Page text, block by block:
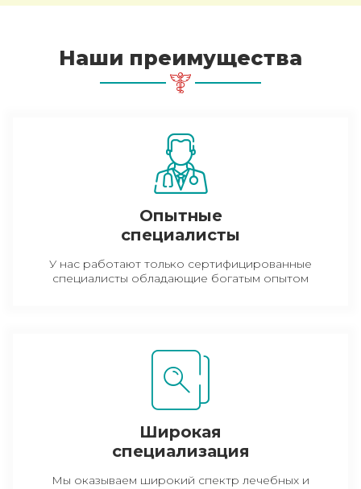
Наши преимущества
Опытные
специалисты
У нас работают только сертифицированные
специалисты обладающие богатым опытом
Широкая
специализация
Мы оказываем широкий спектр лечебных и